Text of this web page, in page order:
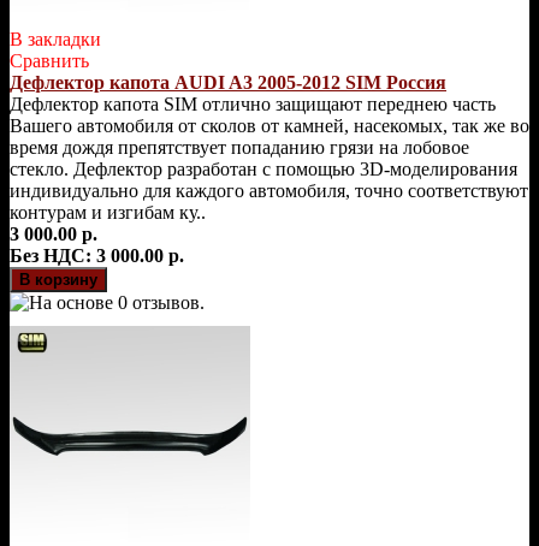
В закладки
Сравнить
Дефлектор капота AUDI A3 2005-2012 SIM Россия
Дефлектор капота SIM отлично защищают переднею часть
Вашего автомобиля от сколов от камней, насекомых, так же во
время дождя препятствует попаданию грязи на лобовое
стекло. Дефлектор разработан с помощью 3D-моделирования
индивидуально для каждого автомобиля, точно соответствуют
контурам и изгибам ку..
3 000.00 р.
Без НДС: 3 000.00 р.